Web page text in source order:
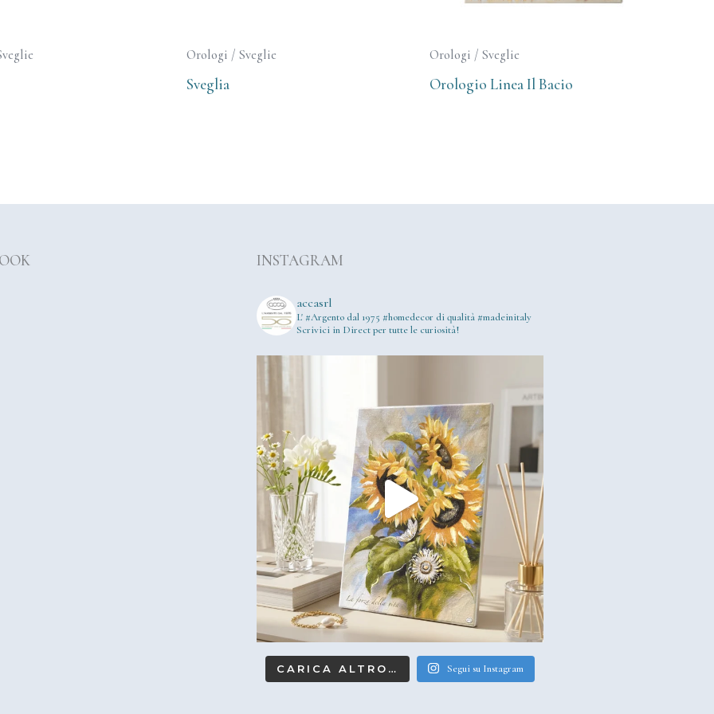
Orologi / Sveglie
Sveglia
Orologi / Sveglie
Orologio Linea Il Bacio
INSTAGRAM
accasrl
L' #Argento dal 1975 #homedecor di qualità #madeinitaly
Scrivici in Direct per tutte le curiosità!
CARICA ALTRO… Segui su Instagram